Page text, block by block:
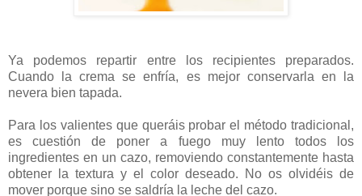
Ya podemos repartir entre los recipientes preparados.
Cuando la crema se enfría, es mejor conservarla en la
nevera bien tapada.
Para los valientes que queráis probar el método tradicional,
es cuestión de poner a fuego muy lento todos los
ingredientes en un cazo, removiendo constantemente hasta
obtener la textura y el color deseado. No os olvidéis de
mover porque sino se saldría la leche del cazo.